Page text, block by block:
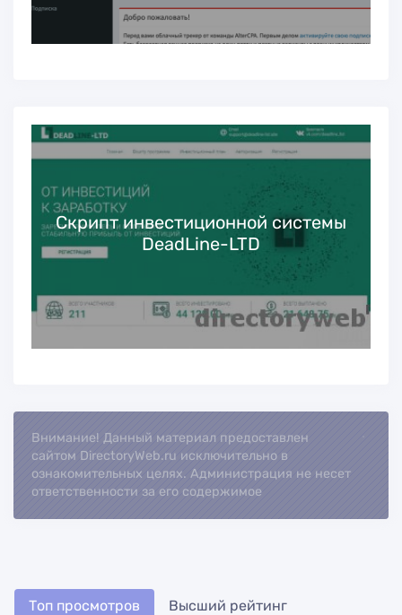
Скрипт инвестиционной системы
DeadLine-LTD
Внимание! Данный материал предоставлен
сайтом DirectoryWeb.ru исключительно в
ознакомительных целях. Администрация не несет
ответственности за его содержимое
Топ просмотров
Высший рейтинг